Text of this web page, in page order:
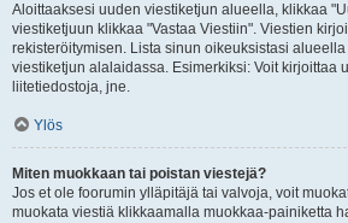
Aloittaaksesi uuden viestiketjun alueella, klikkaa
viestiketjuun klikkaa "Vastaa Viestiin". Viestien
rekisteröitymisen. Lista sinun oikeuksistasi
viestiketjun alalaidassa. Esimerkiksi: Voit kirjoittaa
liitetiedostoja, jne.
Ylös
Miten muokkaan tai poistan viestejä?
Jos et ole foorumin ylläpitäjä tai valvoja, voit
muokata viestiä klikkaamalla muokkaa-painiketta